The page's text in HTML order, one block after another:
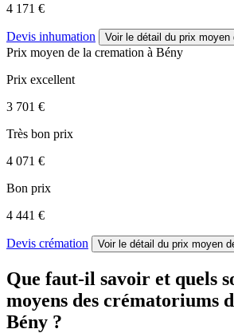
4 171 €
Devis inhumation Voir le détail du prix moyen
Prix moyen de la cremation à Bény
Prix excellent
3 701 €
Très bon prix
4 071 €
Bon prix
4 441 €
Devis crémation Voir le détail du prix moyen
Que faut-il savoir et quels
moyens des crématoriums
Bény ?